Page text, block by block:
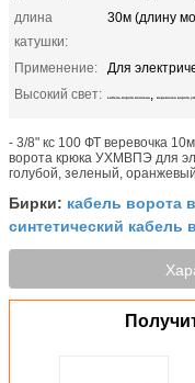
длина
катушки:
30м (длину
Применение:
Для
Высокий свет:
кабель ворота волокна , веревочка ворота утв
- 3/8" кс 100 ФТ веревочка
ворота крюка УХМВПЭ для
голубой, зеленый,
Бирки: кабель ворота
синтетический кабель